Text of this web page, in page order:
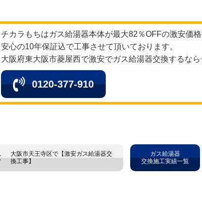
チカラもちはガス給湯器本体が最大82％OFFの激安価
安心の10年保証込で工事させて頂いております。
大阪府東大阪市菱屋西で激安でガス給湯器交換するな
0120-377-910
大阪市天王寺区で【激安ガス給湯器交
換工事】
ガス給湯器
交換施工実績一覧